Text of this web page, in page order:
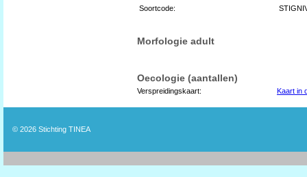
Soortcode:
Morfologie adult
Oecologie (aantallen)
Verspreidingskaart: Kaart in
© 2026 Stichting TINEA